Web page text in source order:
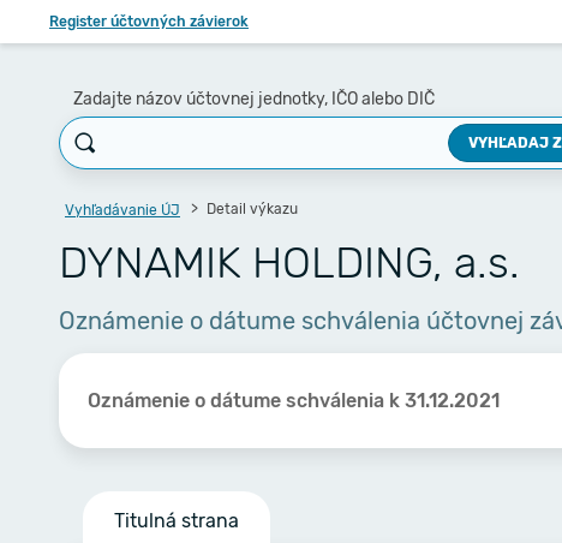
Register účtovných závierok
Zadajte názov účtovnej jednotky, IČO alebo DIČ
VYHĽADAJ
Vyhľadávanie ÚJ Detail výkazu
DYNAMIK HOLDING, a.s.
Oznámenie o dátume schválenia účtovnej
Oznámenie o dátume schválenia k 31.12.2021
Titulná strana